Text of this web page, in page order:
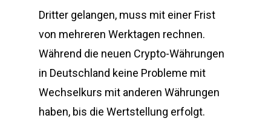
Dritter gelangen, muss mit einer Frist
von mehreren Werktagen rechnen.
Während die neuen Crypto-Währungen
in Deutschland keine Probleme mit
Wechselkurs mit anderen Währungen
haben, bis die Wertstellung erfolgt.